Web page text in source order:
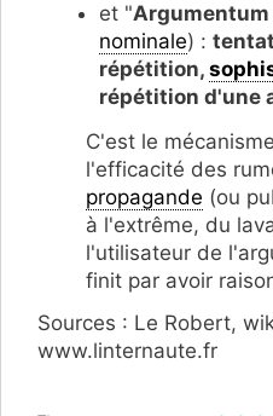
et "Argumentum
nominale) :
répétition,
répétition d'une
C'est le
l'efficacité des
propagande (ou
à l'extrême, du
l'utilisateur de
finit par avoir
Sources : Le Robert,
www.linternaute.fr